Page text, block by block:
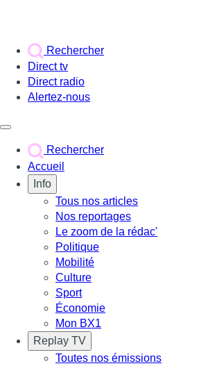
Rechercher
Direct tv
Direct radio
Alertez-nous
Rechercher
Accueil
Info
Tous nos articles
Nos reportages
Le zoom de la rédac'
Politique
Mobilité
Culture
Sport
Économie
Mon BX1
Replay TV
Toutes nos émissions